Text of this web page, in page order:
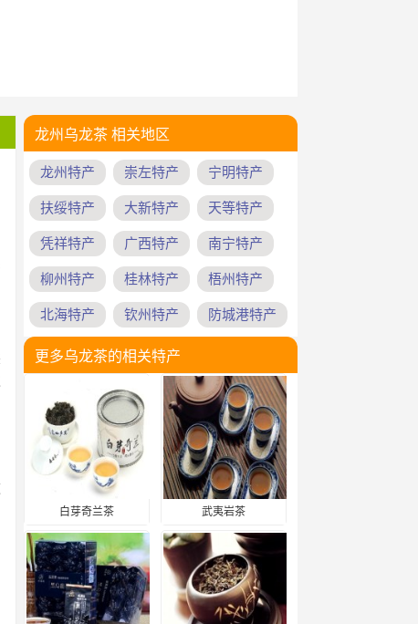
龙州乌龙茶 相关地区
龙州特产 崇左特产 宁明特产
扶绥特产 大新特产 天等特产
凭祥特产 广西特产 南宁特产
柳州特产 桂林特产 梧州特产
北海特产 钦州特产 防城港特产
更多乌龙茶的相关特产
白芽奇兰茶 武夷岩茶